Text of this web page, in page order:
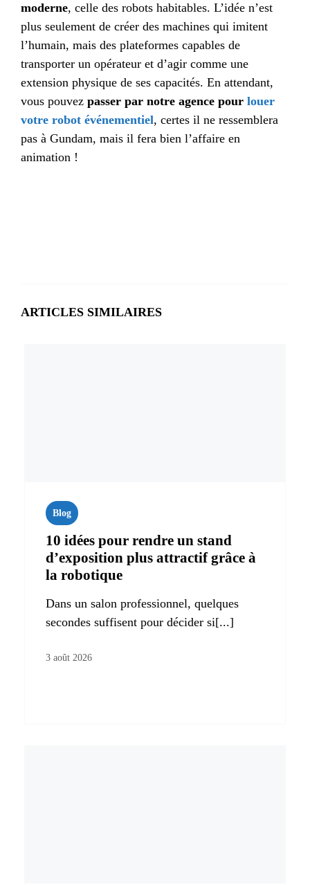
moderne, celle des robots habitables. L’idée n’est
plus seulement de créer des machines qui imitent
l’humain, mais des plateformes capables de
transporter un opérateur et d’agir comme une
extension physique de ses capacités. En attendant,
vous pouvez passer par notre agence pour louer
votre robot événementiel, certes il ne ressemblera
pas à Gundam, mais il fera bien l’affaire en
animation !
ARTICLES SIMILAIRES
Blog
10 idées pour rendre un stand
d’exposition plus attractif grâce à
la robotique
Dans un salon professionnel, quelques
secondes suffisent pour décider si[...]
3 août 2026